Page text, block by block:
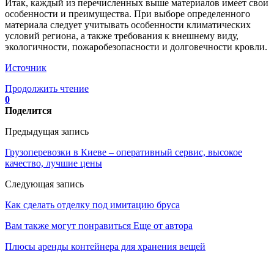
Итак, каждый из перечисленных выше материалов имеет свои
особенности и преимущества. При выборе определенного
материала следует учитывать особенности климатических
условий региона, а также требования к внешнему виду,
экологичности, пожаробезопасности и долговечности кровли.
Источник
Продолжить чтение
0
Поделится
Предыдущая запись
Грузоперевозки в Киеве – оперативный сервис, высокое
качество, лучшие цены
Следующая запись
Как сделать отделку под имитацию бруса
Вам также могут понравиться Еще от автора
Плюсы аренды контейнера для хранения вещей